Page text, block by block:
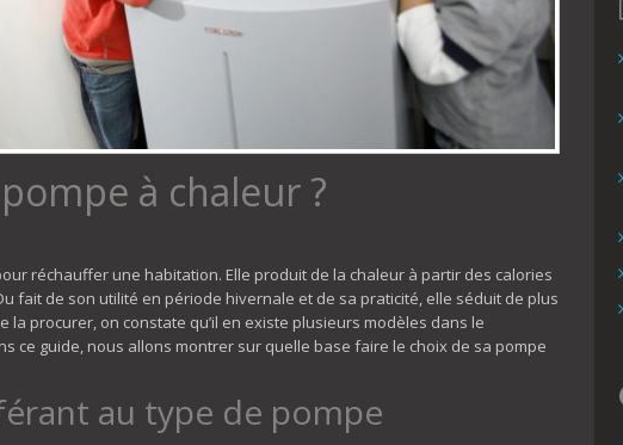
à chaleur ?
réchauffer une habitation. Elle produit de la chaleur à partir des calories
fait de son utilité en période hivernale et de sa praticité, elle séduit de plus
procurer, on constate qu’il en existe plusieurs modèles dans le
ce guide, nous allons montrer sur quelle base faire le choix de sa pompe
au type de pompe